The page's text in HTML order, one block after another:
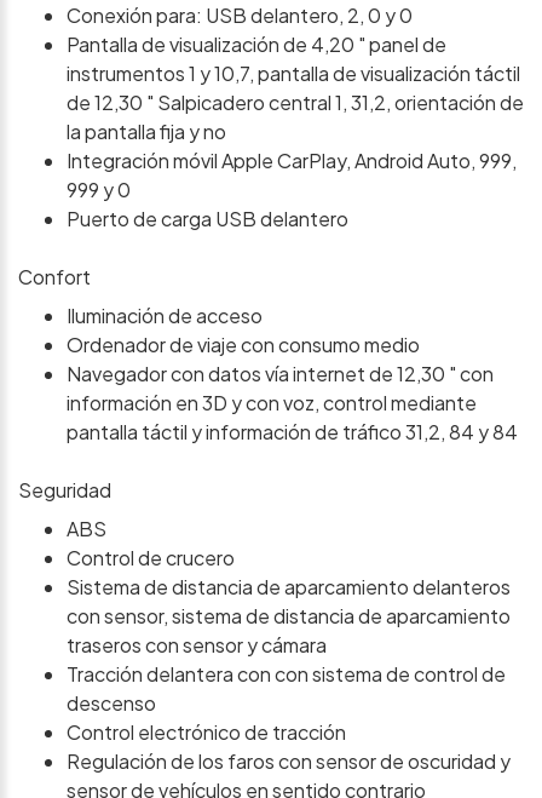
Conexión para: USB delantero, 2, 0 y 0
Pantalla de visualización de 4,20 " panel de
instrumentos 1 y 10,7, pantalla de visualización táctil
de 12,30 " Salpicadero central 1, 31,2, orientación de
la pantalla fija y no
Integración móvil Apple CarPlay, Android Auto, 999,
999 y 0
Puerto de carga USB delantero
Confort
Iluminación de acceso
Ordenador de viaje con consumo medio
Navegador con datos vía internet de 12,30 " con
información en 3D y con voz, control mediante
pantalla táctil y información de tráfico 31,2, 84 y 84
Seguridad
ABS
Control de crucero
Sistema de distancia de aparcamiento delanteros
con sensor, sistema de distancia de aparcamiento
traseros con sensor y cámara
Tracción delantera con con sistema de control de
descenso
Control electrónico de tracción
Regulación de los faros con sensor de oscuridad y
sensor de vehículos en sentido contrario